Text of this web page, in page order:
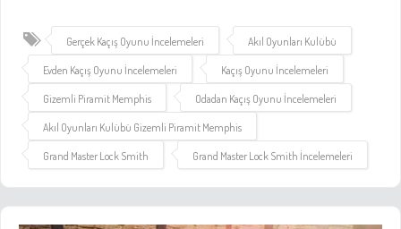
Gerçek Kaçış Oyunu İncelemeleri Akıl Oyunları Kulübü
Evden Kaçış Oyunu İncelemeleri Kaçış Oyunu İncelemeleri
Gizemli Piramit Memphis Odadan Kaçış Oyunu İncelemeleri
Akıl Oyunları Kulübü Gizemli Piramit Memphis
Grand Master Lock Smith Grand Master Lock Smith İncelemeleri